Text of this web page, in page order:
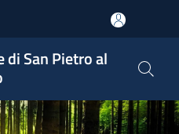
di San Pietro al